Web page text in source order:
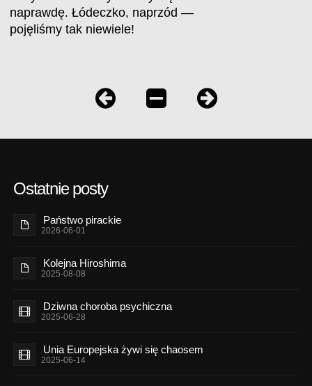
naprawdę. Łódeczko, naprzód —
pojęliśmy tak niewiele!
Ostatnie posty
Państwo pirackie
2026-06-01
Kolejna Hiroshima
2025-08-08
Dziwna choroba psychiczna
2025-06-28
Unia Europejska żywi się chaosem
2025-06-14